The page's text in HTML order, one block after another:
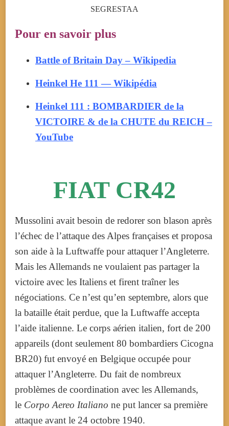
SEGRESTAA
Pour en savoir plus
Battle of Britain Day – Wikipedia
Heinkel He 111 — Wikipédia
Heinkel 111 : BOMBARDIER de la
VICTOIRE & de la CHUTE du REICH –
YouTube
FIAT CR42
Mussolini avait besoin de redorer son blason après
l’échec de l’attaque des Alpes françaises et proposa
son aide à la Luftwaffe pour attaquer l’Angleterre.
Mais les Allemands ne voulaient pas partager la
victoire avec les Italiens et firent traîner les
négociations. Ce n’est qu’en septembre, alors que
la bataille était perdue, que la Luftwaffe accepta
l’aide italienne. Le corps aérien italien, fort de 200
appareils (dont seulement 80 bombardiers Cicogna
BR20) fut envoyé en Belgique occupée pour
attaquer l’Angleterre. Du fait de nombreux
problèmes de coordination avec les Allemands,
le Corpo Aereo Italiano ne put lancer sa première
attaque avant le 24 octobre 1940.